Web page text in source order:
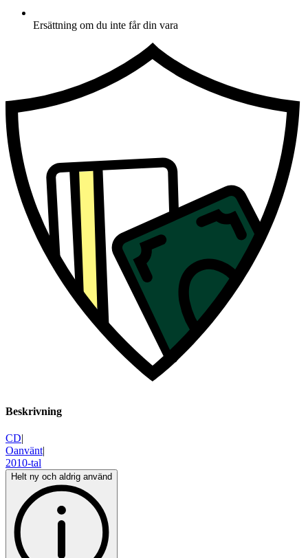
Ersättning om du inte får din vara
Beskrivning
CD|
Oanvänt|
2010-tal
Helt ny och aldrig använd